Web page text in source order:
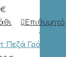
Επιθυμητό
Πεζά Γράμματα